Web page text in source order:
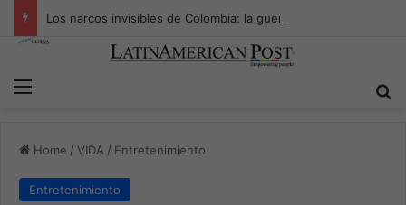
Home / VIDA / Entretenimiento
Entretenimiento